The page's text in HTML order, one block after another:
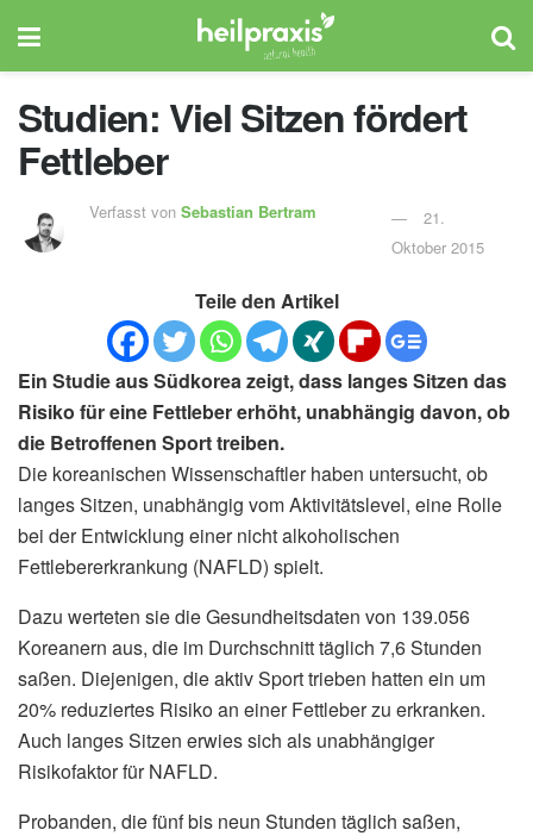
Studien: Viel Sitzen fördert
Fettleber
Verfasst vonSebastian Bertram
21.
Oktober 2015
Teile den Artikel
Ein Studie aus Südkorea zeigt, dass langes Sitzen das
Risiko für eine Fettleber erhöht, unabhängig davon, ob
die Betroffenen Sport treiben.
Die koreanischen Wissenschaftler haben untersucht, ob
langes Sitzen, unabhängig vom Aktivitätslevel, eine Rolle
bei der Entwicklung einer nicht alkoholischen
Fettlebererkrankung (NAFLD) spielt.
Dazu werteten sie die Gesundheitsdaten von 139.056
Koreanern aus, die im Durchschnitt täglich 7,6 Stunden
saßen. Diejenigen, die aktiv Sport trieben hatten ein um
20% reduziertes Risiko an einer Fettleber zu erkranken.
Auch langes Sitzen erwies sich als unabhängiger
Risikofaktor für NAFLD.
Probanden, die fünf bis neun Stunden täglich saßen,